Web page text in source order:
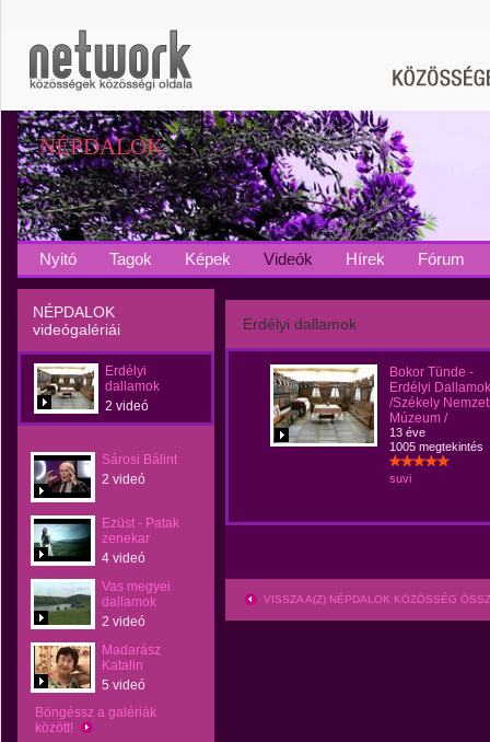
NÉPDALOK
Nyitó Tagok Képek Videók Hírek Fórum
NÉPDALOK
videógalériái
Erdélyi
dallamok
2 videó
Sárosi Bálint
2 videó
Ezüst - Patak
zenekar
4 videó
Vas megyei
dallamok
2 videó
Madarász
Katalin
5 videó
Böngéssz a galériák
között!
Erdélyi dallamok
Bokor Tünde -
Erdélyi Dallamok
/Székely
Múzeum /
13 éve
1005 megtekintés
suvi
VISSZA A(Z) NÉPDALOK KÖZÖSSÉG